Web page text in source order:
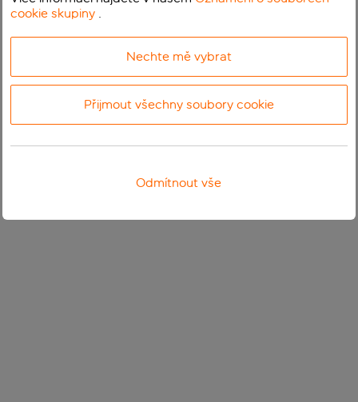
cookie skupiny .
Nechte mě vybrat
Přijmout všechny soubory cookie
Odmítnout vše